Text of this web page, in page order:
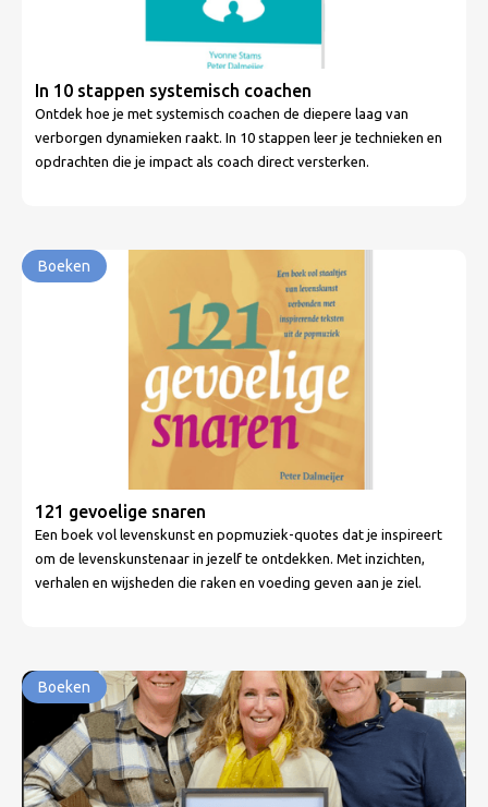
In 10 stappen systemisch coachen
Ontdek hoe je met systemisch coachen de diepere laag van
verborgen dynamieken raakt. In 10 stappen leer je technieken en
opdrachten die je impact als coach direct versterken.
121 gevoelige snaren
Een boek vol levenskunst en popmuziek-quotes dat je inspireert
om de levenskunstenaar in jezelf te ontdekken. Met inzichten,
verhalen en wijsheden die raken en voeding geven aan je ziel.
Boeken
Boeken